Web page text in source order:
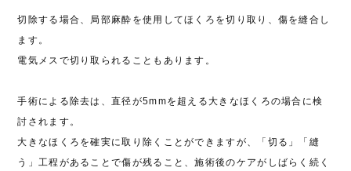
切除する場合、局部麻酔を使用してほくろを切り取り、傷を縫合し
ます。
電気メスで切り取られることもあります。
手術による除去は、直径が5mmを超える大きなほくろの場合に検
討されます。
大きなほくろを確実に取り除くことができますが、「切る」「縫
う」工程があることで傷が残ること、施術後のケアがしばらく続く